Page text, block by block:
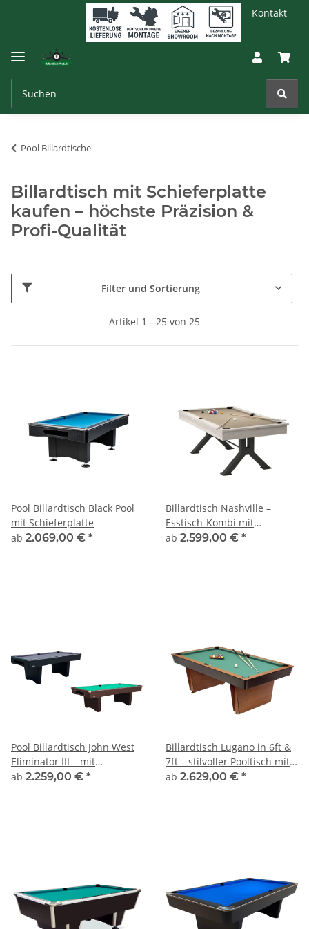
Kontakt
Pool Billardtische
Billardtisch mit Schieferplatte
kaufen – höchste Präzision &
Profi-Qualität
Filter und Sortierung
Artikel 1 - 25 von 25
Pool Billardtisch Black Pool
mit Schieferplatte
ab 2.069,00 € *
Billardtisch Nashville –
Esstisch-Kombi mit
Schieferplatte von John
ab 2.599,00 € *
Pool Billardtisch John West
Eliminator III – mit
Schieferplatte
ab 2.259,00 € *
Billardtisch Lugano in 6ft &
7ft – stilvoller Pooltisch mit
Schieferplatte
ab 2.629,00 € *